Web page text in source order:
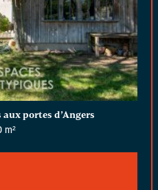
portes d’Angers
m²